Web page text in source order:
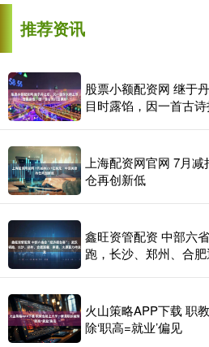
推荐资讯
股票小额配资网 继于
目时露馅，因一首古
上海配资网官网 7月
仓再创新低
鑫旺资管配资 中部六
跑，长沙、郑州、合
火山策略APP下载 职
除‘职高=就业’偏见